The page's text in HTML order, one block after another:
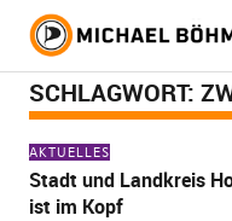
SCHLAGWORT:
AKTUELLES
Stadt und Landkreis
ist im Kopf